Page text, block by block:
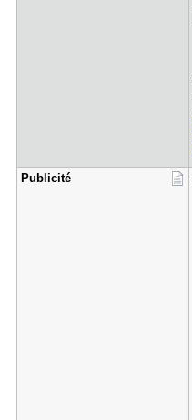
Publicité